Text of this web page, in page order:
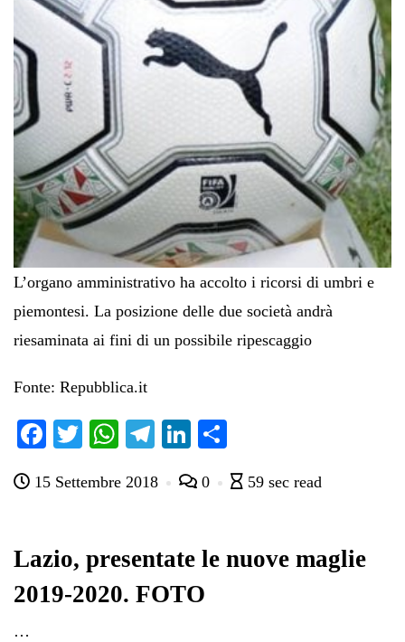
L’organo amministrativo ha accolto i ricorsi di umbri e
piemontesi. La posizione delle due società andrà
riesaminata ai fini di un possibile ripescaggio
Fonte: Repubblica.it
Fa
bo
T
tte
W
ts
pp
Te
gr
m
Li
ed
di
di
15 Settembre 2018 0 59 sec read
Lazio, presentate le nuove maglie
2019-2020. FOTO
…